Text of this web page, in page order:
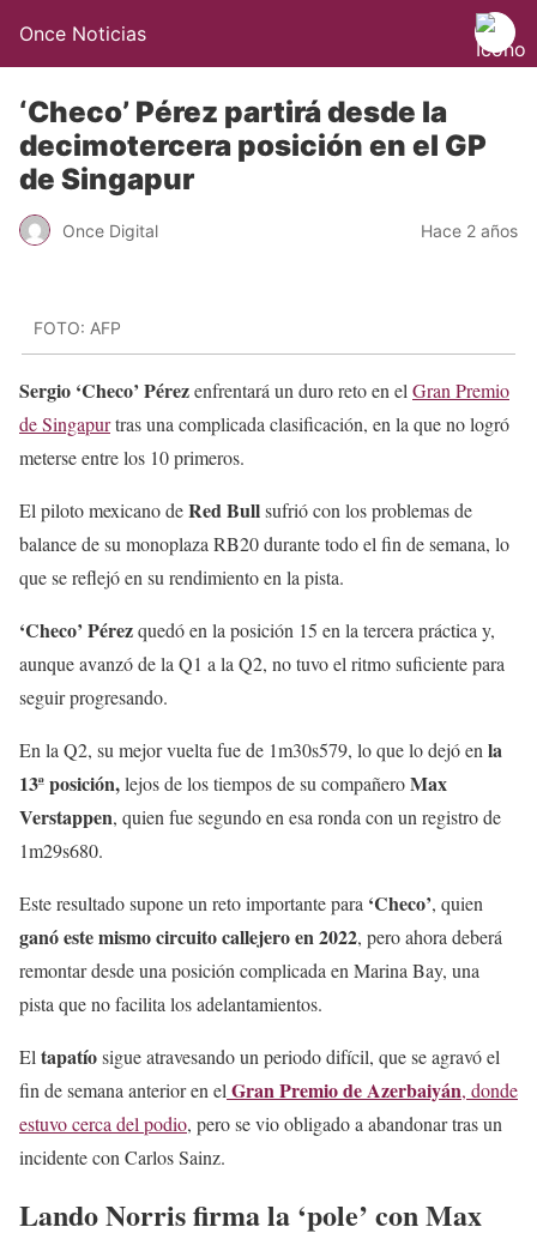
Once Noticias
‘Checo’ Pérez partirá desde la
decimotercera posición en el GP
de Singapur
Once Digital Hace 2 años
FOTO: AFP
Sergio ‘Checo’ Pérezenfrentará un duro reto en el Gran Premio
de Singapurtras una complicada clasificación, en la que no logró
meterse entre los 10 primeros.
El piloto mexicano deRed Bullsufrió con los problemas de
balance de su monoplaza RB20 durante todo el fin de semana, lo
que se reflejó en su rendimiento en la pista.
‘Checo’ Pérezquedó en la posición 15 en la tercera práctica y,
aunque avanzó de la Q1 a la Q2, no tuvo el ritmo suficiente para
seguir progresando.
En la Q2, su mejor vuelta fue de 1m30s579, lo que lo dejó en la
13ª posición,lejos de los tiempos de su compañeroMax
Verstappen, quien fue segundo en esa ronda con un registro de
1m29s680.
Este resultado supone un reto importante para ‘Checo’, quien
ganó este mismo circuito callejero en 2022, pero ahora deberá
remontar desde una posición complicada en Marina Bay, una
pista que no facilita los adelantamientos.
El tapatíosigue atravesando un periodo difícil, que se agravó el
fin de semana anterior en el Gran Premio de Azerbaiyán, donde
estuvo cerca del podio, pero se vio obligado a abandonar tras un
incidente con Carlos Sainz.
Lando Norris firma la ‘pole’ con Max